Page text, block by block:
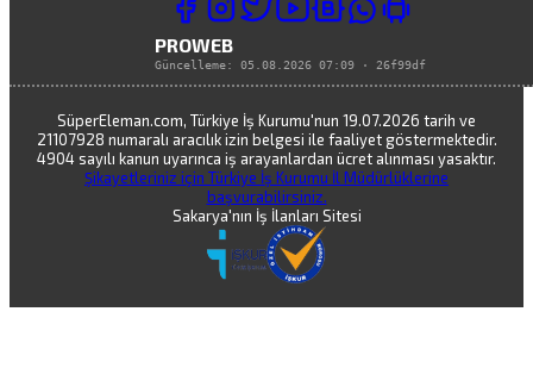
PROWEB
Güncelleme: 05.08.2026 07:09 · 26f99df
SüperEleman.com, Türkiye İş Kurumu'nun 19.07.2026 tarih ve
21107928 numaralı aracılık izin belgesi ile faaliyet göstermektedir.
4904 sayılı kanun uyarınca iş arayanlardan ücret alınması yasaktır.
Şikayetleriniz için Türkiye İş Kurumu İl Müdürlüklerine
başvurabilirsiniz.
Sakarya'nın İş İlanları Sitesi